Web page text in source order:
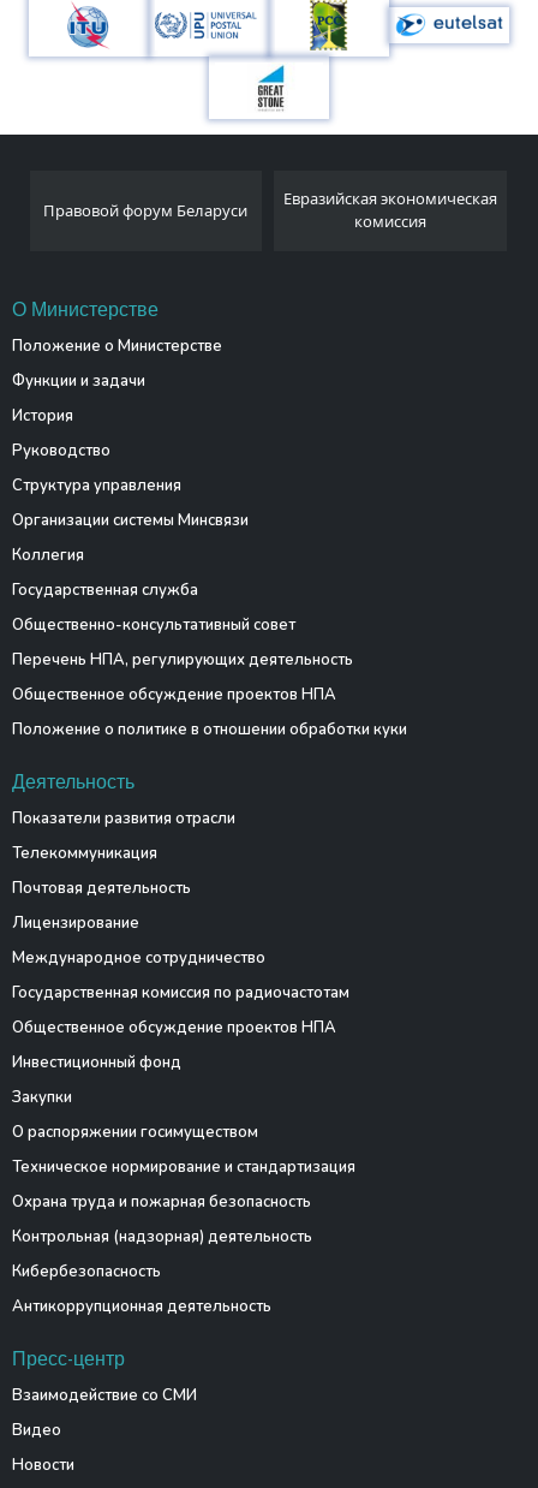
комиссия
статистический комитет
Республики Беларусь
О Министерстве
Положение о Министерстве
Функции и задачи
История
Руководство
Структура управления
Организации системы Минсвязи
Коллегия
Государственная служба
Общественно-консультативный совет
Перечень НПА, регулирующих деятельность
Общественное обсуждение проектов НПА
Положение о политике в отношении обработки куки
Деятельность
Показатели развития отрасли
Телекоммуникация
Почтовая деятельность
Лицензирование
Международное сотрудничество
Государственная комиссия по радиочастотам
Общественное обсуждение проектов НПА
Инвестиционный фонд
Закупки
О распоряжении госимуществом
Техническое нормирование и стандартизация
Охрана труда и пожарная безопасность
Контрольная (надзорная) деятельность
Кибербезопасность
Антикоррупционная деятельность
Пресс-центр
Взаимодействие со СМИ
Видео
Новости